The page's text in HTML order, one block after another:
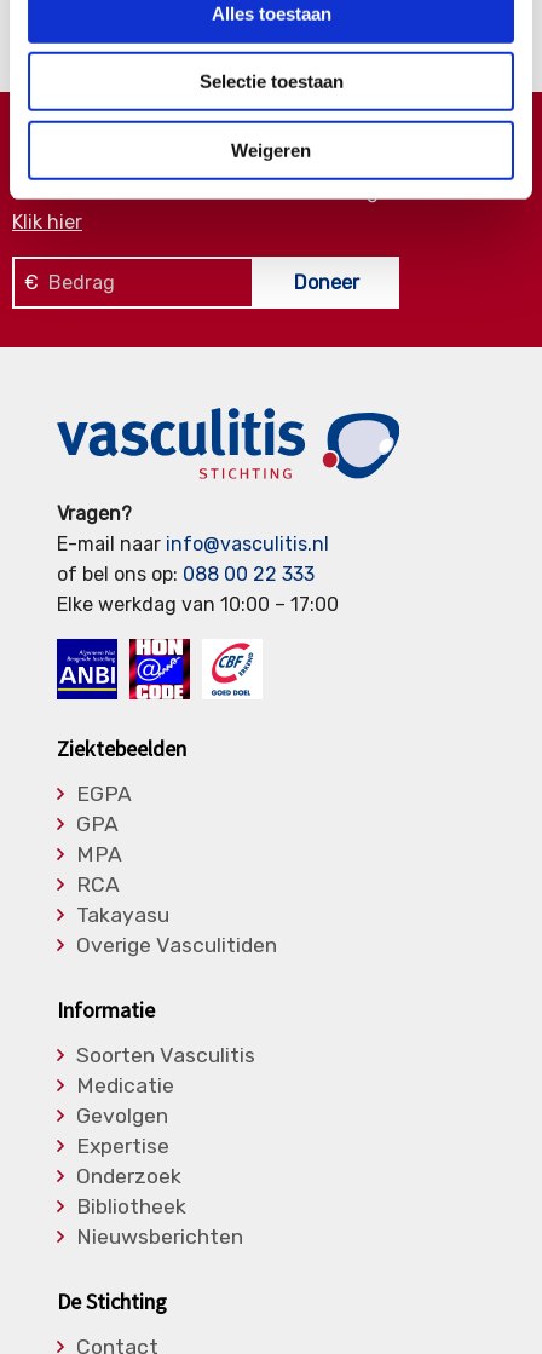
Alles toestaan
Selectie toestaan
Weigeren
Meer weten over wat we met uw extra gift doen?
Klik hier
€ Doneer
Vragen?
E-mail naar info@vasculitis.nl
of bel ons op: 088 00 22 333
Elke werkdag van 10:00 – 17:00
Ziektebeelden
EGPA
GPA
MPA
RCA
Takayasu
Overige Vasculitiden
Informatie
Soorten Vasculitis
Medicatie
Gevolgen
Expertise
Onderzoek
Bibliotheek
Nieuwsberichten
De Stichting
Contact